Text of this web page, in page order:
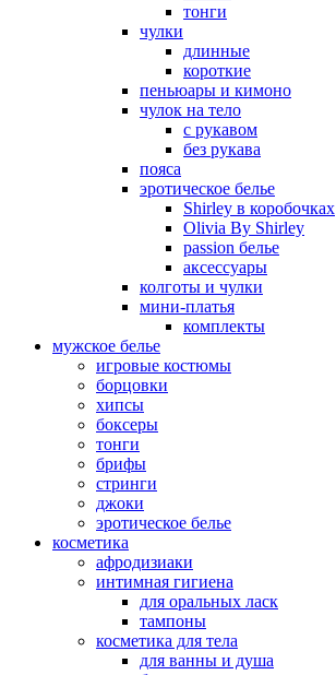
тонги
чулки
длинные
короткие
пеньюары и кимоно
чулок на тело
с рукавом
без рукава
пояса
эротическое белье
Shirley в коробочках
Olivia By Shirley
passion белье
аксессуары
колготы и чулки
мини-платья
комплекты
мужское белье
игровые костюмы
борцовки
хипсы
боксеры
тонги
брифы
стринги
джоки
эротическое белье
косметика
афродизиаки
интимная гигиена
для оральных ласк
тампоны
косметика для тела
для ванны и душа